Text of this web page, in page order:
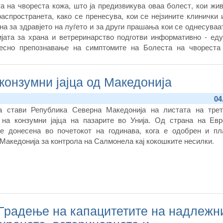
на чвореста кожа, што ја предизвикува оваа болест, кои
како се пренесува, кои се нејзините клинички
за здравјето на луѓето и за други прашања кои се
за храна и ветреринарство подготви информативно -
препознавање на симптомите на Болеста на
јајца од Македонија
стави Република Северна Македонија на листата на
конзумни јајца на пазарите во Унија. Од страна на
донесена во почетокот на годинава, кога е одобрен и
за контрола на Салмонела кај кокошките несилки.
на капацитетите на